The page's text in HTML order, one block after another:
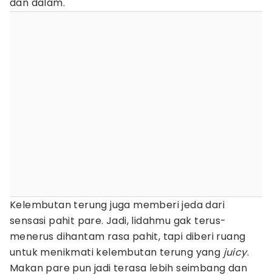
Kelembutan terung juga memberi jeda dari
sensasi pahit pare. Jadi, lidahmu gak terus-
menerus dihantam rasa pahit, tapi diberi ruang
untuk menikmati kelembutan terung yang juicy.
Makan pare pun jadi terasa lebih seimbang dan